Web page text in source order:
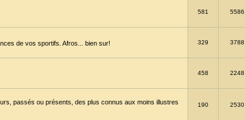
581 5586
de vos sportifs. Afros... bien sur! 329 3788
458 2248
passés ou présents, des plus connus aux moins illustres
190 2530